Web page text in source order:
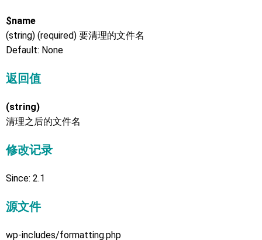
$name
(string) (required) 要清理的文件名
Default: None
返回值
(string)
清理之后的文件名
修改记录
Since: 2.1
源文件
wp-includes/formatting.php